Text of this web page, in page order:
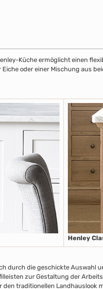
Küche ermöglicht einen
oder einer Mischung aus
Henley
durch die geschickte Auswahl
zur Gestaltung der
traditionellen